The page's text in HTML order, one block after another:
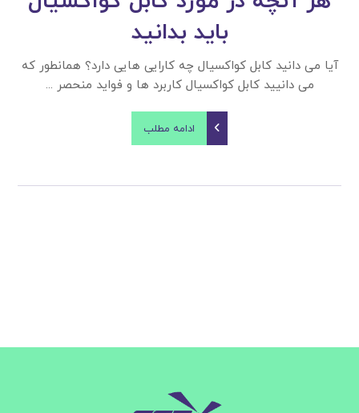
باید بدانید
آیا می دانید کابل کواکسیال چه کارایی هایی دارد؟ همانطور که
می دانیید کابل کواکسیال کاربرد ها و فواید منحصر ...
ادامه مطلب